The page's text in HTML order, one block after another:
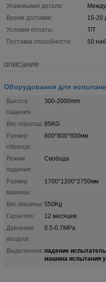
Упаковывая детали:
Время доставки:
15-20
Условия оплаты:
T/T
Поставка способности:
50
описание
Оборудования для
Высота
падения:
300-2000mm
Вес образца: 85KG
Размер
образца:
800*800*800мм
Режим
падения:
Свобода
Размер
машины:
1700*1200*2750мм
Вес машины: 550Kg
Гарантия:
12 месяцев
Давление
воздуха:
0.5-0.7MPa
Выделенное: падение
машина испытания